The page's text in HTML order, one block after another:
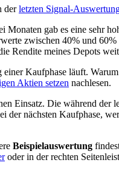
derletzten Signal-
gab es eine sehr
zwischen 40% und
Rendite meines Depots
einer Kaufphase läuft.
Aktien setzen nachlesen.
Einsatz. Die während
nächsten Kaufphase,
Beispielauswertung
oder in der rechten